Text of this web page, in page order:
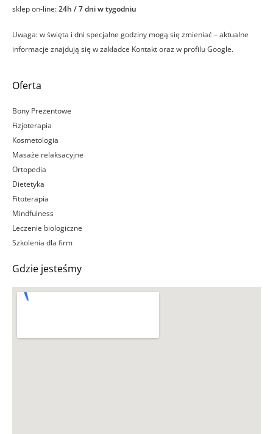
sklep on-line:24h / 7 dni w tygodniu
Uwaga: w święta i dni specjalne godziny mogą się zmieniać – aktualne
informacje znajdują się w zakładce Kontakt oraz w profilu Google.
Oferta
Bony Prezentowe
Fizjoterapia
Kosmetologia
Masaże relaksacyjne
Ortopedia
Dietetyka
Fitoterapia
Mindfulness
Leczenie biologiczne
Szkolenia dla firm
Gdzie jesteśmy